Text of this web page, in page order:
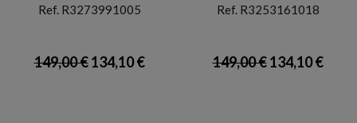
Ref. R3273991005
149,00 €134,10 €
Ref. R3253161018
149,00 €134,10 €